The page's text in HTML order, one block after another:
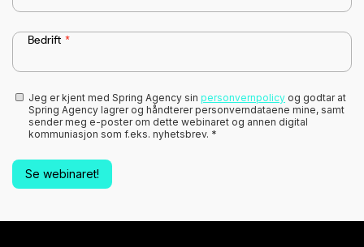
Bedrift *
Jeg er kjent med Spring Agency sin personvernpolicy og godtar at
Spring Agency lagrer og håndterer personverndataene mine, samt
sender meg e-poster om dette webinaret og annen digital
kommuniasjon som f.eks. nyhetsbrev. *